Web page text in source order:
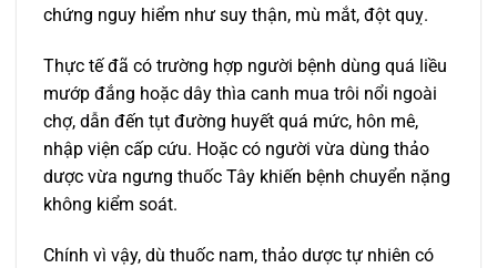
chứng nguy hiểm như suy thận, mù mắt, đột quỵ.
Thực tế đã có trường hợp người bệnh dùng quá liều
mướp đắng hoặc dây thìa canh mua trôi nổi ngoài
chợ, dẫn đến tụt đường huyết quá mức, hôn mê,
nhập viện cấp cứu. Hoặc có người vừa dùng thảo
dược vừa ngưng thuốc Tây khiến bệnh chuyển nặng
không kiểm soát.
Chính vì vậy, dù thuốc nam, thảo dược tự nhiên có